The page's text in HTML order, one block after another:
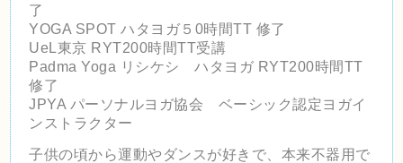
了
YOGA SPOT ハタヨガ５0時間TT 修了
UeL東京 RYT200時間TT受講
Padma Yoga リシケシ ハタヨガ RYT200時間TT
修了
JPYA パーソナルヨガ協会 ベーシック認定ヨガイ
ンストラクター
子供の頃から運動やダンスが好きで、本来不器用で